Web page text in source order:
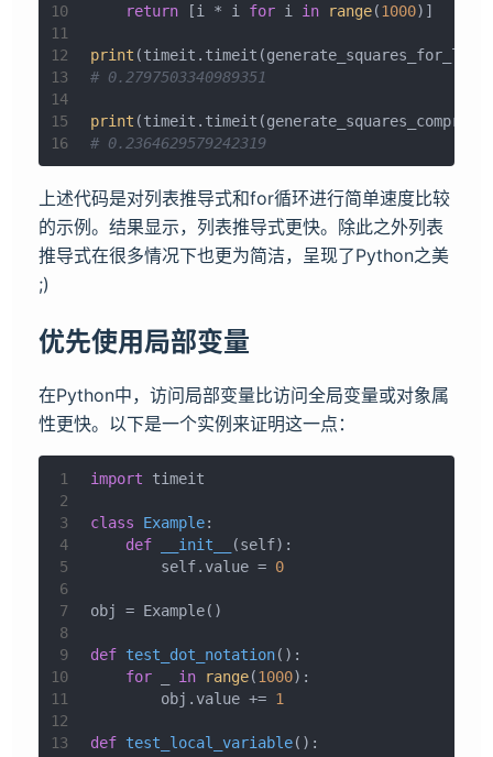
10
11
12
13
14
15
16
return [i * i for i in range(1000)]
print (timeit.timeit(generate_squares_for_loop,
# 0.2797503340989351
print
# 0.2364629579242319
上述代码是对列表推导式和for循环进行简单速度比较
的示例。结果显示，列表推导式更快。除此之外列表
推导式在很多情况下也更为简洁，呈现了Python之美
;)
优先使用局部变量
在Python中，访问局部变量比访问全局变量或对象属
性更快。以下是一个实例来证明这一点：
1
2
3
4
5
6
7
8
9
10
11
12
13
import timeit
class Example:
def
__init__ (self):
        self.value =
0
obj = Example()
def test_dot_notation():
for
in range(1000):
        obj.value +=
1
def test_local_variable():